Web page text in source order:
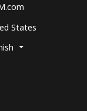
States